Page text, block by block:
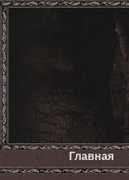
Главная